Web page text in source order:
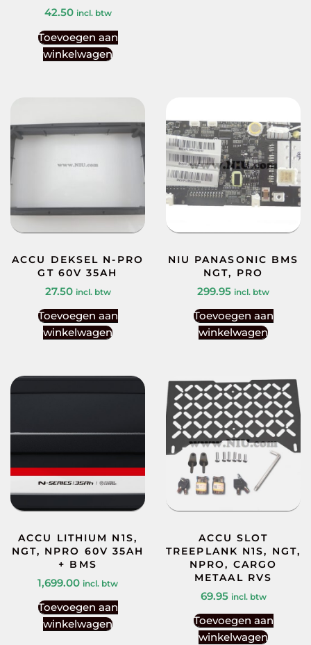
42.50 incl. btw
Toevoegen aan
winkelwagen
ACCU DEKSEL N-PRO
GT 60V 35AH
27.50 incl. btw
Toevoegen aan
winkelwagen
NIU PANASONIC BMS
NGT, PRO
299.95 incl. btw
Toevoegen aan
winkelwagen
ACCU LITHIUM N1S,
NGT, NPRO 60V 35AH
+ BMS
1,699.00 incl. btw
Toevoegen aan
winkelwagen
ACCU SLOT
TREEPLANK N1S, NGT,
NPRO, CARGO
METAAL RVS
69.95 incl. btw
Toevoegen aan
winkelwagen